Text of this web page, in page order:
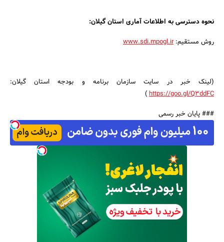
نحوه دسترسی به اطلاعات آماری استان گیلان:
روش مستقیم:www.sdi.mpogl.ir
(لینک خبر در سایت سازمان برنامه و بودجه استان گیلان:
https://goo.gl/Q3ddFC
)
### پایان خبر رسمی